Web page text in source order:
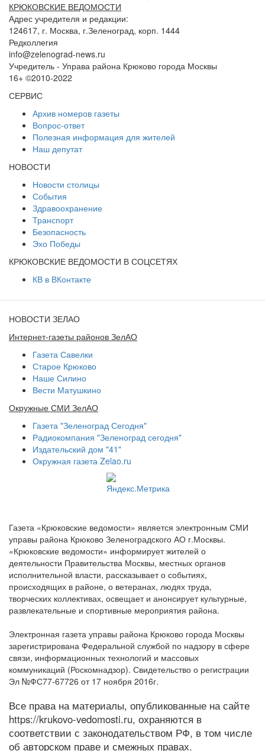
КРЮКОВСКИЕ ВЕДОМОСТИ
Адрес учредителя и редакции:
124617, г. Москва, г.Зеленоград, корп. 1444
Редколлегия
info@zelenograd-news.ru
Учредитель - Управа района Крюково города Москвы
16+ ©2010-2022
СЕРВИС
Архив номеров газеты
Вопрос-ответ
Полезная информация для жителей
Наш депутат
НОВОСТИ
Новости столицы
События
Здравоохранение
Транспорт
Безопасность
Эхо Победы
КРЮКОВСКИЕ ВЕДОМОСТИ В СОЦСЕТЯХ
КВ в ВКонтакте
НОВОСТИ ЗЕЛАО
Интернет-газеты районов ЗелАО
Газета Савелки
Старое Крюково
Наше Силино
Вести Матушкино
Окружные СМИ ЗелАО
Газета "Зеленоград Сегодня"
Радиокомпания "Зеленоград сегодня"
Издательский дом "41"
Окружная газета Zelao.ru
Газета «Крюковские ведомости» является электронным СМИ
управы района Крюково Зеленоградского АО г.Москвы.
«Крюковские ведомости» информирует жителей о
деятельности Правительства Москвы, местных органов
исполнительной власти, рассказывает о событиях,
происходящих в районе, о ветеранах, людях труда,
творческих коллективах, освещает и анонсирует культурные,
развлекательные и спортивные мероприятия района.
Электронная газета управы района Крюково города Москвы
зарегистрирована Федеральной службой по надзору в сфере
связи, информационных технологий и массовых
коммуникаций (Роскомнадзор). Свидетельство о регистрации
Эл №ФС77-67726 от 17 ноября 2016г.
Все права на материалы, опубликованные на сайте
https://krukovo-vedomosti.ru, охраняются в
соответствии с законодательством РФ, в том числе
об авторском праве и смежных правах.